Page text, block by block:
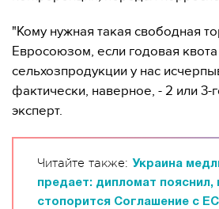
"Кому нужная такая свободная
Евросоюзом, если годовая
сельхозпродукции у нас
фактически, наверное, - 2 или 3-
эксперт.
Читайте также: Украина
предает: дипломат пояснил,
стопорится Соглашение с ЕС